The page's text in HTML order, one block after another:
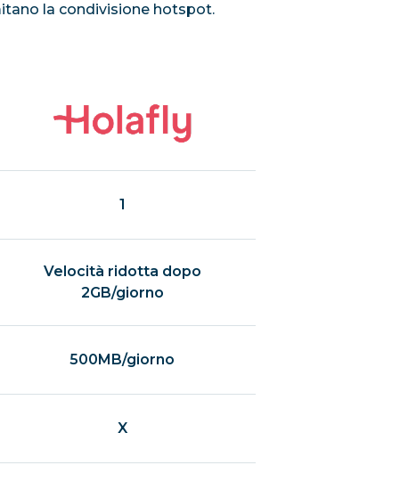
la condivisione hotspot.
1
Velocità ridotta dopo
2GB/giorno
500MB/giorno
X